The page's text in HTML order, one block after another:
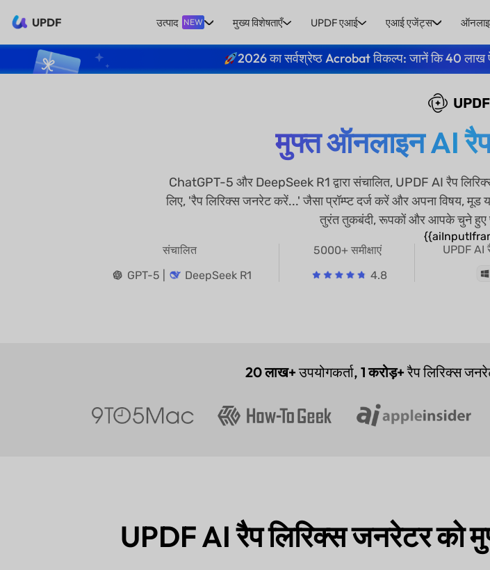
UPDF उत्पाद NEW मुख्य विशेषताएँ UPDF एआई एआई एजेंट्स
2026 का सर्वश्रेष्ठ Acrobat विकल्प: जानें कि 40 लाख
मुफ्त ऑनलाइन AI
ChatGPT-5 और DeepSeek R1 द्वारा संचालित, UPDF AI रैप
लिए, 'रैप लिरिक्स जनरेट करें...' जैसा प्रॉम्प्ट दर्ज करें और अपना
तुरंत तुकबंदी, रूपकों और आपके चुने हुए
संचालित
GPT-5 |
DeepSeek R1
5000+ समीक्षाएं
4.8
UPDF AI
20 लाख+उपयोगकर्ता, 1 करोड़+रैप लिरिक्स
UPDF AI रैप लिरिक्स जनरेटर